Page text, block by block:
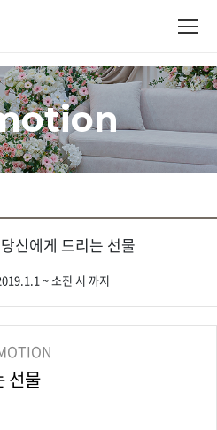
신에게 드리는 선물
~ 소진 시 까지
선물